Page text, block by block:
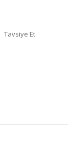
Tavsiye Et